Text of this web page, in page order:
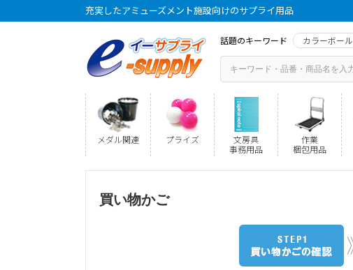
充実したアミューズメント施設向けのサプライ用品
話題のキーワード カラーボール
メダル関連 プライズ
文房具
事務用品
作業
梱包用品
買い物かご